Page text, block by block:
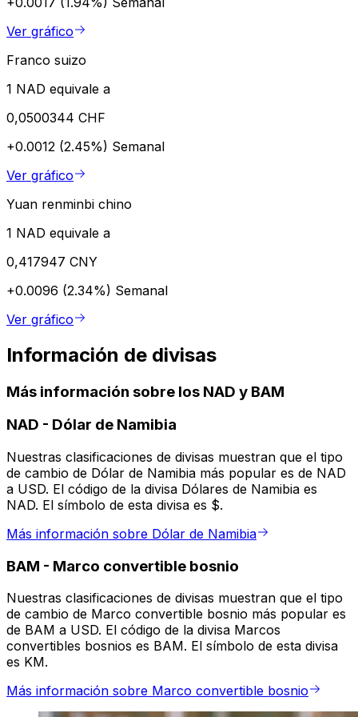
Ver gráfico
Franco suizo
1 NAD equivale a
0,0500344 CHF
+0.0012 (2.45%) Semanal
Ver gráfico
Yuan renminbi chino
1 NAD equivale a
0,417947 CNY
+0.0096 (2.34%) Semanal
Ver gráfico
Información de divisas
Más información sobre los NAD y BAM
NAD - Dólar de Namibia
Nuestras clasificaciones de divisas muestran que el tipo
de cambio de Dólar de Namibia más popular es de NAD
a USD. El código de la divisa Dólares de Namibia es
NAD. El símbolo de esta divisa es $.
Más información sobre Dólar de Namibia
BAM - Marco convertible bosnio
Nuestras clasificaciones de divisas muestran que el tipo
de cambio de Marco convertible bosnio más popular es
de BAM a USD. El código de la divisa Marcos
convertibles bosnios es BAM. El símbolo de esta divisa
es KM.
Más información sobre Marco convertible bosnio